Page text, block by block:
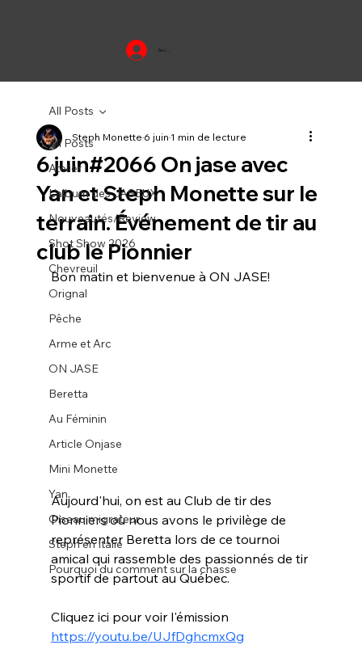
Se connecter
All Posts
Atelier
L'album des JASEUX
Nouveautés/Review
Shot Show 2026
Chevreuil
Orignal
Pêche
Arme et Arc
ON JASE
Beretta
Au Féminin
Article Onjase
Mini Monette
Yan
Oiseau migrateur
Steph en Italie
Pourquoi du comment sur la chasse
All Posts
6 juin#2066 On jase avec
Yan et Steph Monette sur le
terrain. Événement de tir au
club le Pionnier
Steph Monette6 juin1 min de lecture
Bon matin et bienvenue à ON JASE!
Aujourd'hui, on est au Club de tir des
Pionniers où nous avons le privilège de
représenter Beretta lors de ce tournoi
amical qui rassemble des passionnés de tir
sportif de partout au Québec.
Cliquez ici pour voir l'émission
https://youtu.be/UJfDghcmxQg